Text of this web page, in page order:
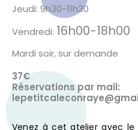
Jeudi: 9h30-11h30
Vendredi: 16h00-18h00
Mardi soir, sur demande
37€
Réservations par mail:
Venez à cet atelier avec